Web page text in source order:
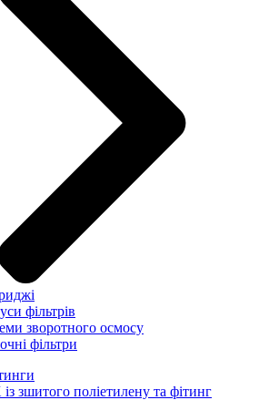
фільтрів
зворотного осмосу
фільтри
зшитого поліетилену та фітинг